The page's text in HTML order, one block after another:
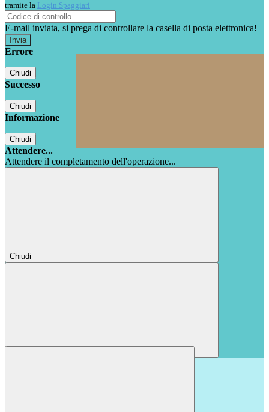
tramite la Login Spaggiari
E-mail inviata, si prega di controllare la casella di posta elettronica!
Errore
Chiudi
Successo
Chiudi
Informazione
Chiudi
Attendere...
Attendere il completamento dell'operazione...
Chiudi